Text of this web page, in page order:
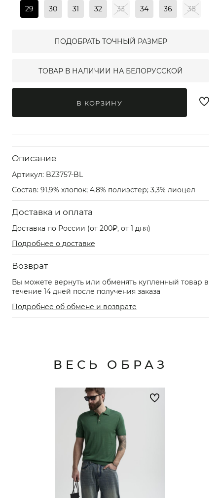
29 30 31 32 33 34 36 38
ПОДОБРАТЬ ТОЧНЫЙ РАЗМЕР
ТОВАР В НАЛИЧИИ НА БЕЛОРУССКОЙ
В КОРЗИНУ
Описание
Артикул: BZ3757-BL
Состав: 91,9% хлопок; 4,8% полиэстер; 3,3% лиоцел
Доставка и оплата
Доставка по России (от 200₽, от 1 дня)
Подробнее о доставке
Возврат
Вы можете вернуть или обменять купленный товар в
течение 14 дней после получения заказа
Подробнее об обмене и возврате
ВЕСЬ ОБРАЗ